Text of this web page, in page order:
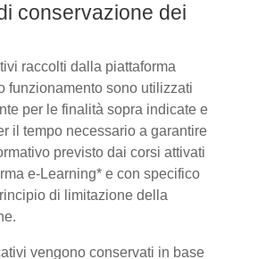
conservazione dei
raccolti dalla piattaforma
funzionamento sono utilizzati
per le finalità sopra indicate e
il tempo necessario a garantire
previsto dai corsi attivati
e-Learning* e con specifico
di limitazione della
vengono conservati in base